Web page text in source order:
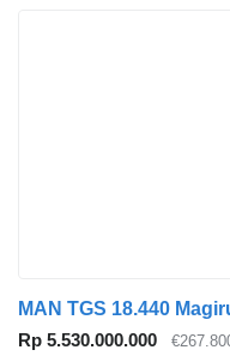
MAN TGS 18.440
Rp 5.530.000.000